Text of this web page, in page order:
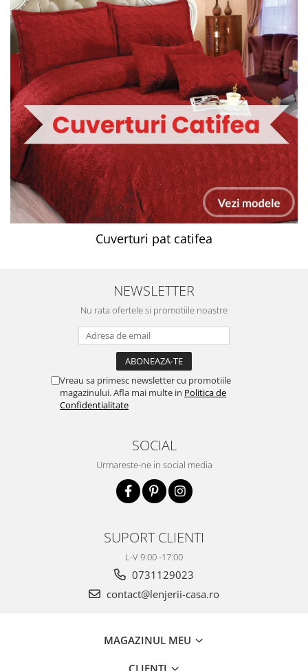
Cuverturi pat catifea
NEWSLETTER
Nu rata ofertele si promotiile noastre
Vreau sa primesc newsletter cu promotiile
magazinului. Afla mai multe in Politica de
Confidentialitate
SOCIAL
Urmareste-ne in social media
SUPORT CLIENTI
L-V 9:00 -17:00
0731129023
contact@lenjerii-casa.ro
MAGAZINUL MEU
CLIENTI